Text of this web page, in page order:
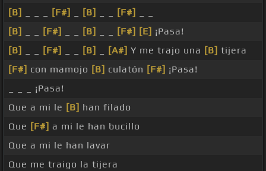
[B]
[F#] [B] [F#]
[B]
[F#] [B] [F#] [E] ¡Pasa!
[B]
[F#] [B] [A#] Y me trajo una [B] tijera
[F#] con mamojo [B] culatón [F#] ¡Pasa!
_ _ _ ¡Pasa!
Que a mi le [B] han filado
Que [F#] a mi le han bucillo
Que a mi le han lavar
Que me traigo la tijera